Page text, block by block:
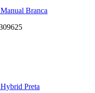
Branca
Preta